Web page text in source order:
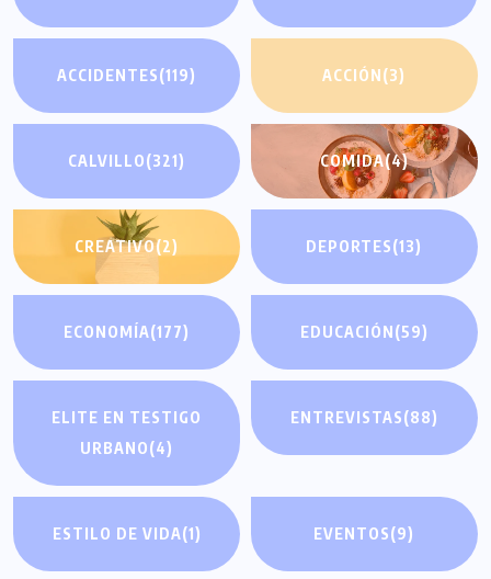
ACCIDENTES(119) ACCIÓN(3)
CALVILLO(321) COMIDA(4)
CREATIVO(2) DEPORTES(13)
ECONOMÍA(177) EDUCACIÓN(59)
ELITE EN TESTIGO
URBANO(4)
ENTREVISTAS(88)
ESTILO DE VIDA(1) EVENTOS(9)